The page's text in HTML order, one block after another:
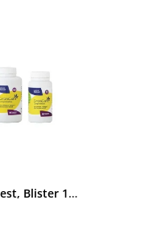
CRONICARE Tablete, Stangest, Blister 10 tabs